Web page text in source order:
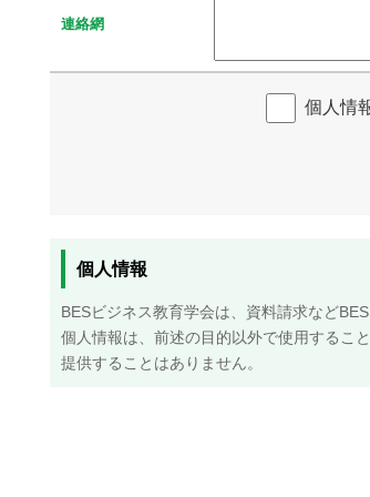
連絡網
個人情
個人情報
BESビジネス教育学会は、資料請求など
個人情報は、前述の目的以外で使用するこ
提供することはありません。